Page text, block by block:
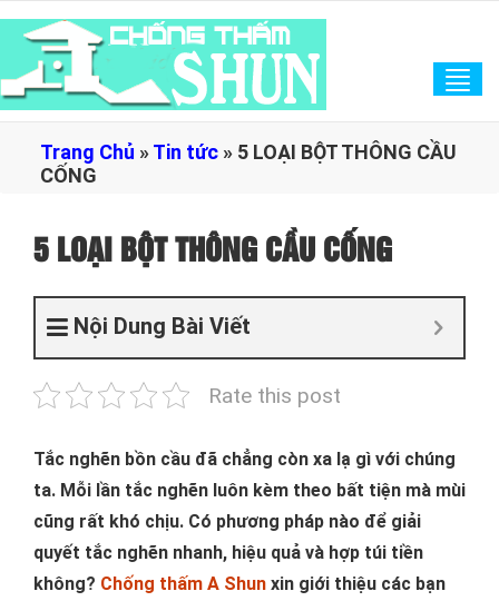
Trang Chủ »Tin tức » 5 LOẠI BỘT THÔNG CẦU
CỐNG
5 LOẠI BỘT THÔNG CẦU CỐNG
Nội Dung Bài Viết
Rate this post
Tắc nghẽn bồn cầu đã chẳng còn xa lạ gì với chúng
ta. Mỗi lần tắc nghẽn luôn kèm theo bất tiện mà mùi
cũng rất khó chịu. Có phương pháp nào để giải
quyết tắc nghẽn nhanh, hiệu quả và hợp túi tiền
không? Chống thấm A Shun xin giới thiệu các bạn